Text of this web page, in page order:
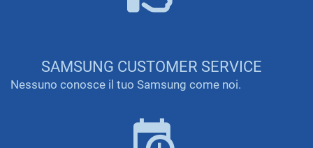
SAMSUNG CUSTOMER SERVICE
Nessuno conosce il tuo Samsung come noi.